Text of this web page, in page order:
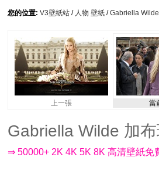
您的位置: V3壁紙站 / 人物 壁紙 /Gabriella
上一張 當
Gabriella Wilde 加
⇒ 50000+ 2K 4K 5K 8K 高清壁紙免